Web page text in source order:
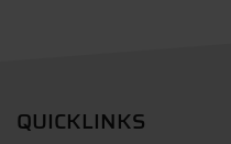
QUICKLINKS